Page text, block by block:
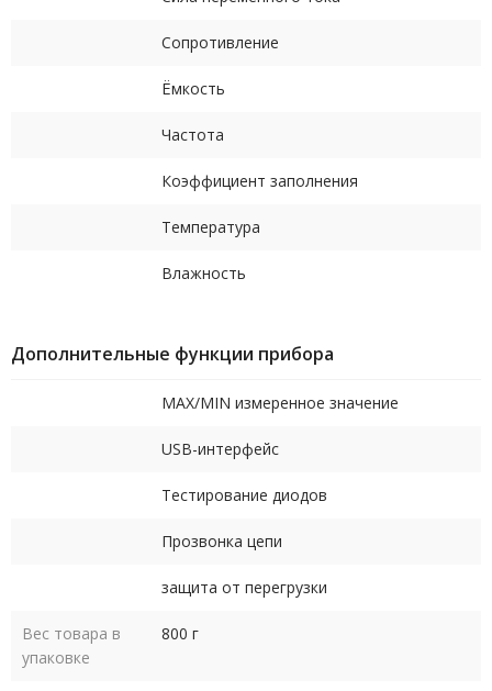
Сопротивление
Ёмкость
Частота
Коэффициент заполнения
Температура
Влажность
Дополнительные функции прибора
MAX/MIN измеренное значение
USB-интерфейс
Тестирование диодов
Прозвонка цепи
защита от перегрузки
Вес товара в
упаковке
800 г